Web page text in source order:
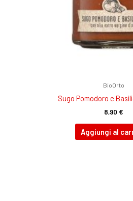
BioOrto
Sugo Pomodoro e
8,90 €
Aggiungi al